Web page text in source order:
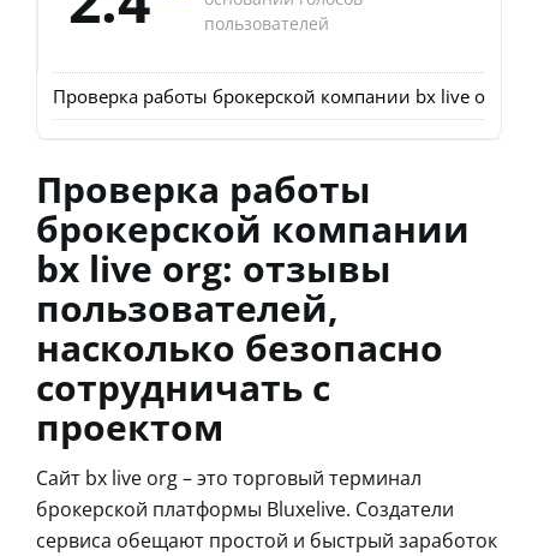
пользователей
Проверка работы брокерской компании bx live org:
Проверка работы
брокерской компании
bx live org: отзывы
пользователей,
насколько безопасно
сотрудничать с
проектом
Сайт bx live org – это торговый терминал
брокерской платформы Bluxelive. Создатели
сервиса обещают простой и быстрый заработок